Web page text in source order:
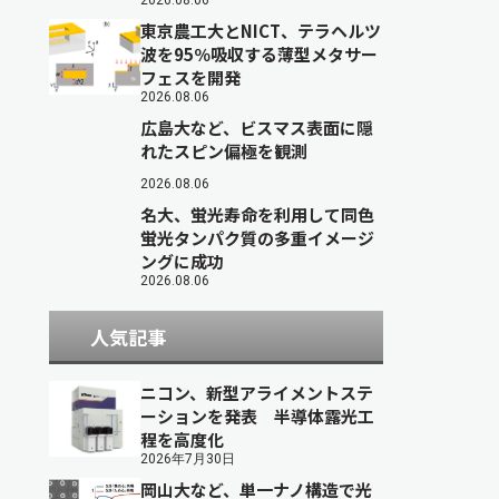
東京農工大とNICT、テラヘルツ
波を95％吸収する薄型メタサー
フェスを開発
2026.08.06
広島大など、ビスマス表面に隠
れたスピン偏極を観測
2026.08.06
名大、蛍光寿命を利用して同色
蛍光タンパク質の多重イメージ
ングに成功
2026.08.06
人気記事
ニコン、新型アライメントステ
ーションを発表 半導体露光工
程を高度化
2026年7月30日
岡山大など、単一ナノ構造で光